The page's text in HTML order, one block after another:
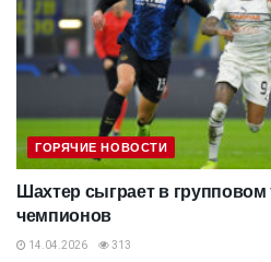
ГОРЯЧИЕ НОВОСТИ
Шахтер сыграет в групповом
чемпионов
14.04.2026 313